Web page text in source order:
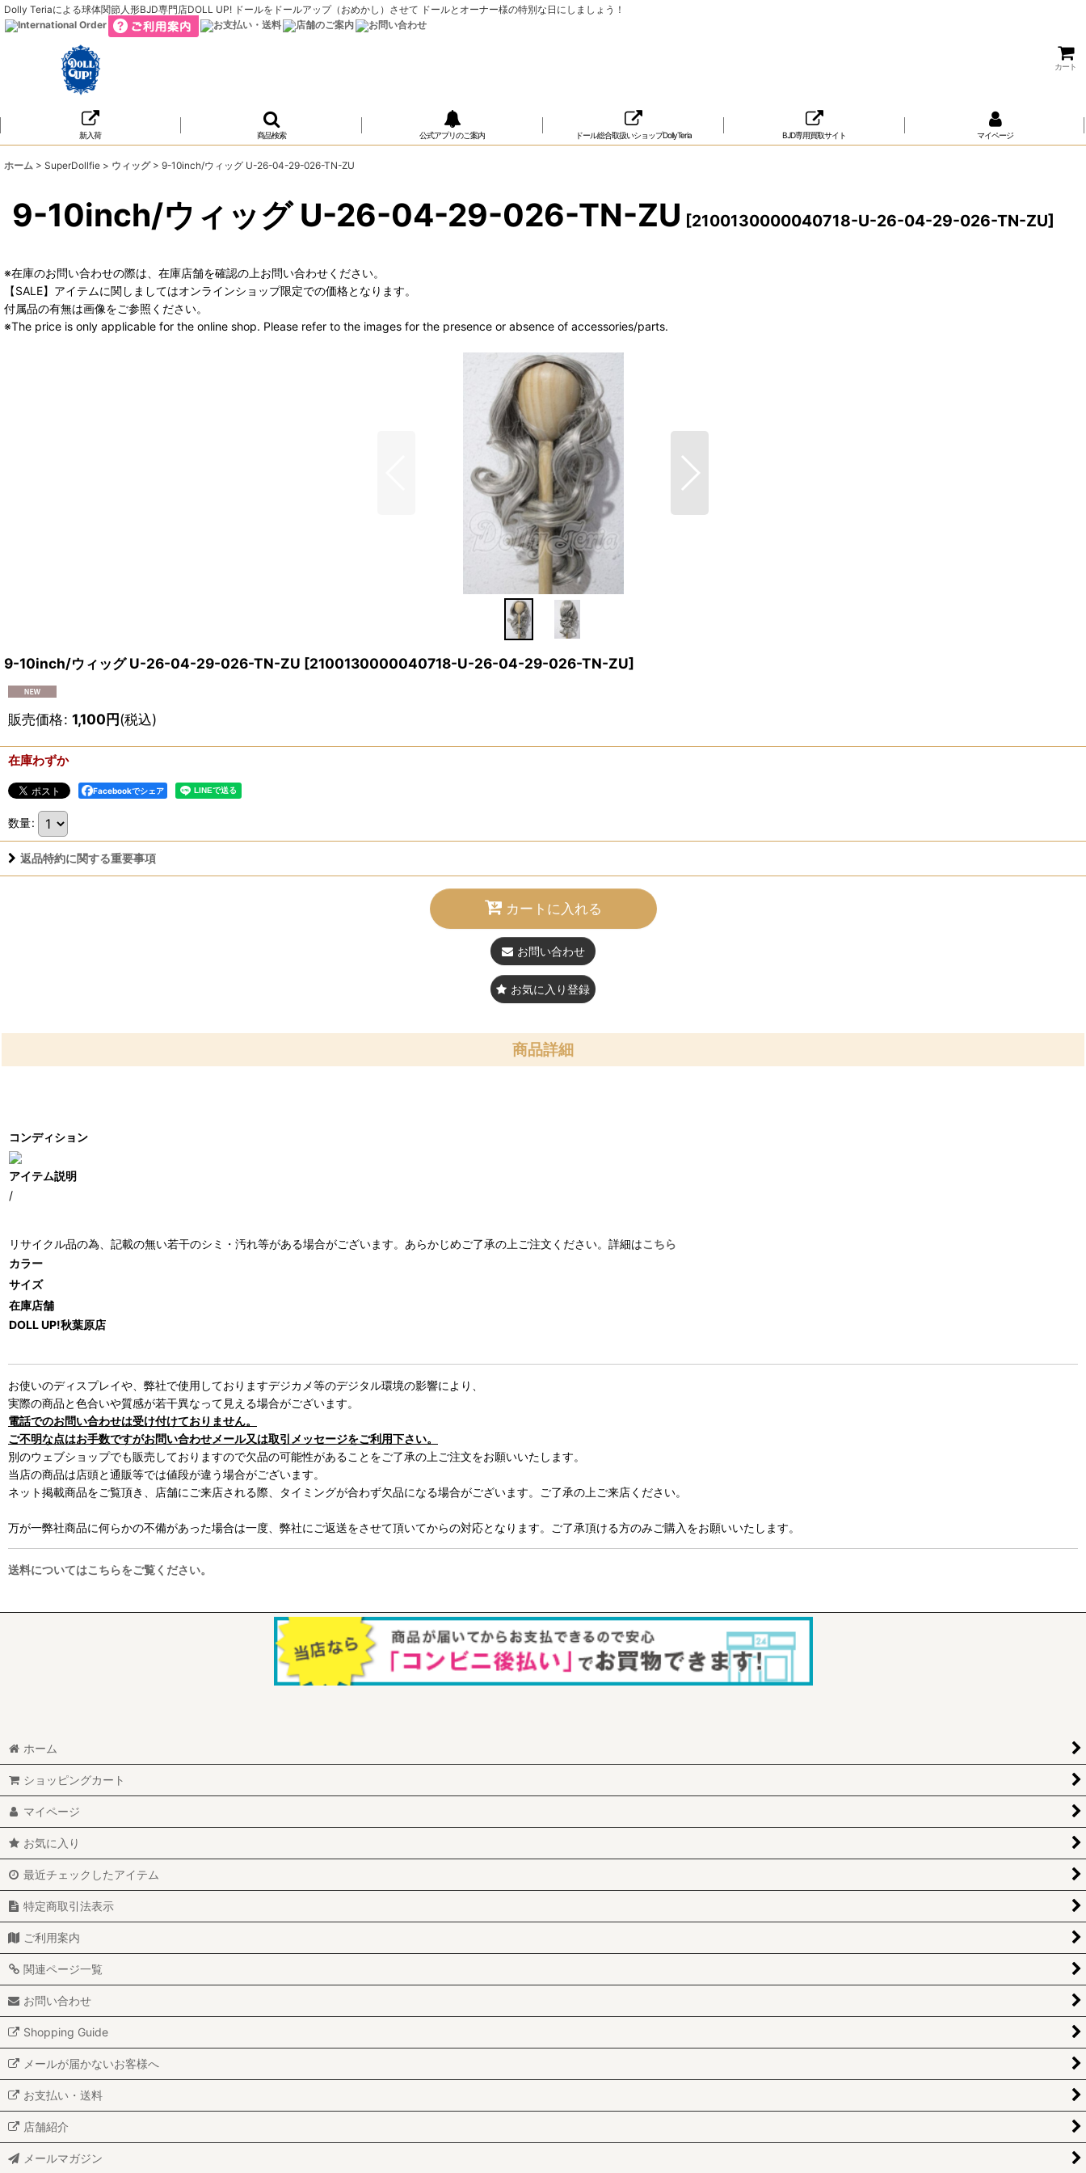
Dolly Teriaによる球体関節人形BJD専門店DOLL UP! ドールをドールアップ（おめかし）させて ドールとオーナー様の特別な日にしましょう！
カート
新入荷 商品検索 公式アプリのご案内 ドール総合取扱いショップDollyTeria BJD専用買取サイト マイページ
ホーム > SuperDollfie > ウィッグ > 9-10inch/ウィッグ U-26-04-29-026-TN-ZU
9-10inch/ウィッグ U-26-04-29-026-TN-ZU [2100130000040718-U-26-04-29-026-TN-ZU]
※在庫のお問い合わせの際は、在庫店舗を確認の上お問い合わせください。
【SALE】アイテムに関しましてはオンラインショップ限定での価格となります。
付属品の有無は画像をご参照ください。
※The price is only applicable for the online shop. Please refer to the images for the presence or absence of accessories/parts.
9-10inch/ウィッグ U-26-04-29-026-TN-ZU [2100130000040718-U-26-04-29-026-TN-ZU]
販売価格: 1,100円(税込)
在庫わずか
Facebookでシェア
数量:
返品特約に関する重要事項
カートに入れる
お問い合わせ
お気に入り登録
商品詳細
コンディション
アイテム説明
/
リサイクル品の為、記載の無い若干のシミ・汚れ等がある場合がございます。あらかじめご了承の上ご注文ください。詳細はこちら
カラー
サイズ
在庫店舗
DOLL UP!秋葉原店
お使いのディスプレイや、弊社で使用しておりますデジカメ等のデジタル環境の影響により、
実際の商品と色合いや質感が若干異なって見える場合がございます。
電話でのお問い合わせは受け付けておりません。
ご不明な点はお手数ですがお問い合わせメール又は取引メッセージをご利用下さい。
別のウェブショップでも販売しておりますので欠品の可能性があることをご了承の上ご注文をお願いいたします。
当店の商品は店頭と通販等では値段が違う場合がございます。
ネット掲載商品をご覧頂き、店舗にご来店される際、タイミングが合わず欠品になる場合がございます。ご了承の上ご来店ください。
万が一弊社商品に何らかの不備があった場合は一度、弊社にご返送をさせて頂いてからの対応となります。ご了承頂ける方のみご購入をお願いいたします。
送料についてはこちらをご覧ください。
ホーム
ショッピングカート
マイページ
お気に入り
最近チェックしたアイテム
特定商取引法表示
ご利用案内
関連ページ一覧
お問い合わせ
Shopping Guide
メールが届かないお客様へ
お支払い・送料
店舗紹介
メールマガジン